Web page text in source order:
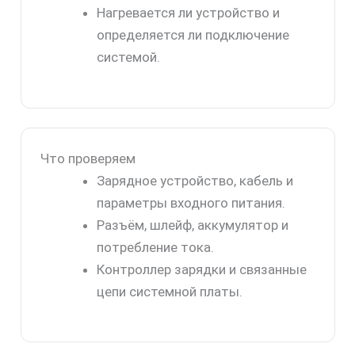
Нагревается ли устройство и
определяется ли подключение
системой.
Что проверяем
Зарядное устройство, кабель и
параметры входного питания.
Разъём, шлейф, аккумулятор и
потребление тока.
Контроллер зарядки и связанные
цепи системной платы.